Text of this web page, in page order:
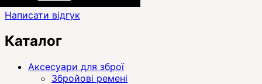
Написати відгук
Каталог
Аксесуари для зброї
Збройові ремені